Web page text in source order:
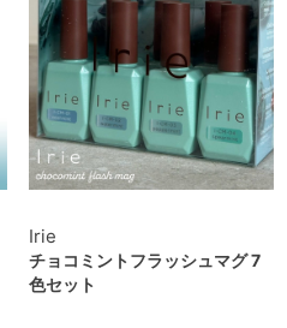
Irie
チョコミントフラッシュマグ 7
色セット